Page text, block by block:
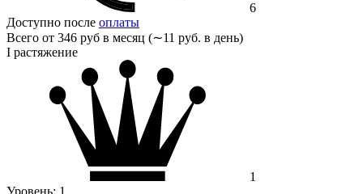
6
Доступно после оплаты
Всего от 346 руб в месяц (∼11 руб. в день)
I растяжение
1